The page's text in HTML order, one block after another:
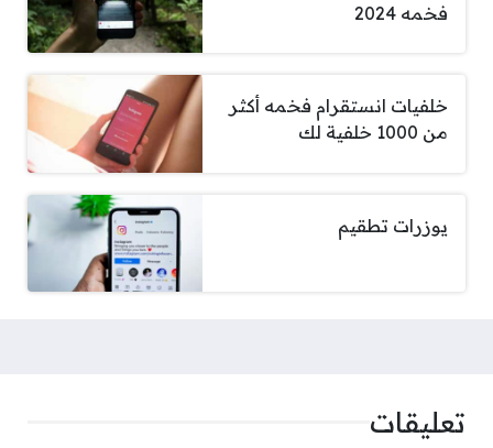
فخمه 2024
خلفيات انستقرام فخمه أكثر
من 1000 خلفية لك
يوزرات تطقيم
تعليقات